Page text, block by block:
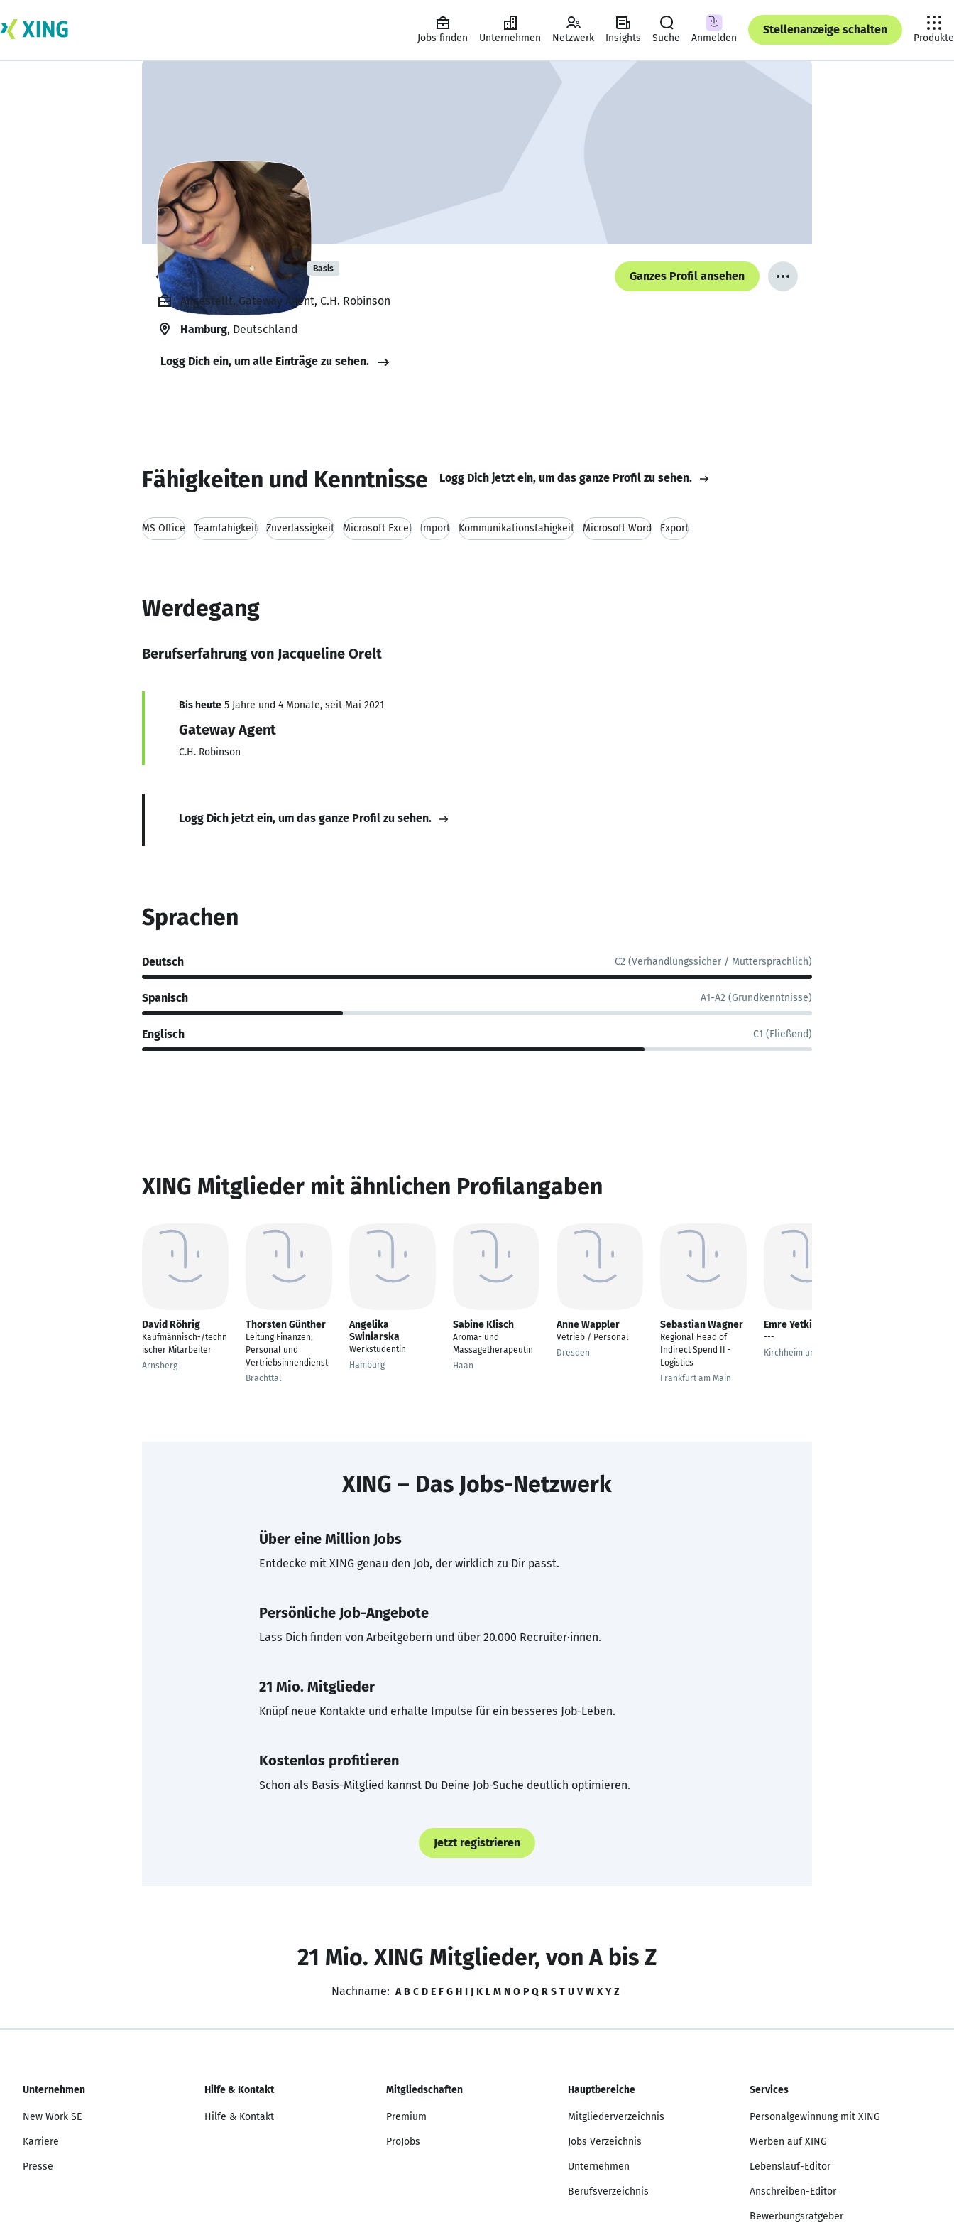
Jobs finden Unternehmen Netzwerk Insights Suche Anmelden
Stellenanzeige schalten
Produkte
Jacqueline Orelt Basis
Ganzes Profil ansehen
Angestellt, Gateway Agent, C.H. Robinson
Hamburg, Deutschland
Logg Dich ein, um alle Einträge zu sehen.
Fähigkeiten und Kenntnisse Logg Dich jetzt ein, um das ganze Profil zu sehen.
MS Office Teamfähigkeit Zuverlässigkeit Microsoft Excel Import Kommunikationsfähigkeit Microsoft Word Export
Werdegang
Berufserfahrung von Jacqueline Orelt
Bis heute 5 Jahre und 4 Monate, seit Mai 2021
Gateway Agent
C.H. Robinson
Logg Dich jetzt ein, um das ganze Profil zu sehen.
Sprachen
Deutsch C2 (Verhandlungssicher / Muttersprachlich)
Spanisch A1-A2 (Grundkenntnisse)
Englisch C1 (Fließend)
XING Mitglieder mit ähnlichen Profilangaben
David Röhrig
Kaufmännisch-/techn
ischer Mitarbeiter
Arnsberg
Thorsten Günther
Leitung Finanzen,
Personal und
Vertriebsinnendienst
Brachttal
Angelika
Swiniarska
Werkstudentin
Hamburg
Sabine Klisch
Aroma- und
Massagetherapeutin
Haan
Anne Wappler
Vetrieb / Personal
Dresden
Sebastian Wagner
Regional Head of
Indirect Spend II -
Logistics
Frankfurt am Main
Emre Yetkin
---
Kirchheim unter Teck
XING – Das Jobs-Netzwerk
Über eine Million Jobs
Entdecke mit XING genau den Job, der wirklich zu Dir passt.
Persönliche Job-Angebote
Lass Dich finden von Arbeitgebern und über 20.000 Recruiter·innen.
21 Mio. Mitglieder
Knüpf neue Kontakte und erhalte Impulse für ein besseres Job-Leben.
Kostenlos profitieren
Schon als Basis-Mitglied kannst Du Deine Job-Suche deutlich optimieren.
Jetzt registrieren
21 Mio. XING Mitglieder, von A bis Z
Nachname: A B C D E F G H I J K L M N O P Q R S T U V W X Y Z
Unternehmen
New Work SE
Karriere
Presse
Hilfe & Kontakt
Hilfe & Kontakt
Mitgliedschaften
Premium
ProJobs
Hauptbereiche
Mitgliederverzeichnis
Jobs Verzeichnis
Unternehmen
Berufsverzeichnis
Services
Personalgewinnung mit XING
Werben auf XING
Lebenslauf-Editor
Anschreiben-Editor
Bewerbungsratgeber